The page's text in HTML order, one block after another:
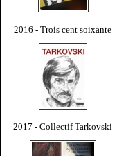
2016 - Trois cent soixante
2017 - Collectif Tarkovski